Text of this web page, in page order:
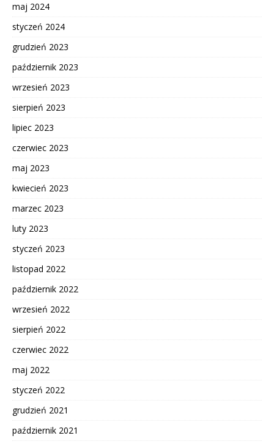
maj 2024
styczeń 2024
grudzień 2023
październik 2023
wrzesień 2023
sierpień 2023
lipiec 2023
czerwiec 2023
maj 2023
kwiecień 2023
marzec 2023
luty 2023
styczeń 2023
listopad 2022
październik 2022
wrzesień 2022
sierpień 2022
czerwiec 2022
maj 2022
styczeń 2022
grudzień 2021
październik 2021